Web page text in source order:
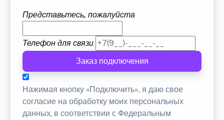
Представьтесь, пожалуйста
Телефон для связи
Заказ подключения
Нажимая кнопку «Подключить», я даю свое
согласие на обработку моих персональных
данных, в соответствии с Федеральным